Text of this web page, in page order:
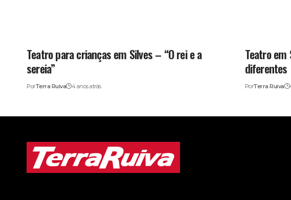
Teatro para crianças em Silves – “O rei e a
sereia”
PorTerra Ruiva 4 anos atrás
Teatro em
diferentes
PorTerra Ruiva